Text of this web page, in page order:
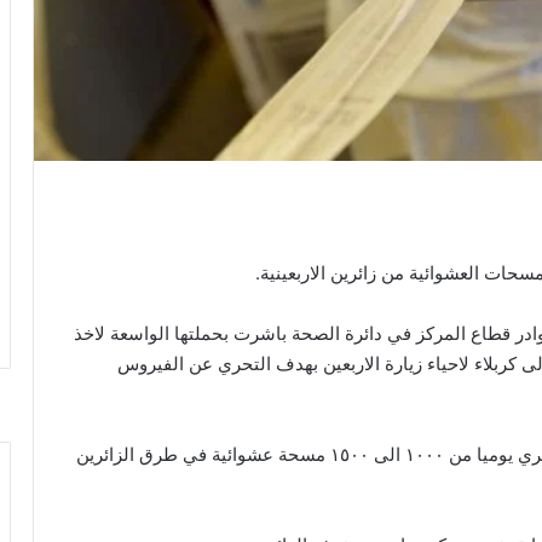
العشوائية من زائرين الاربعينية.
قطاع المركز في دائرة الصحة باشرت بحملتها الواسعة لاخذ
كربلاء لاحياء زيارة الاربعين بهدف التحري عن الفيروس
واضاف الخفاجي ان “الحملة التي تستمر لأربعة أيام تجري يوميا من ١٠٠٠ الى ١٥٠٠ مسحة عشوائية في طرق الزائرين